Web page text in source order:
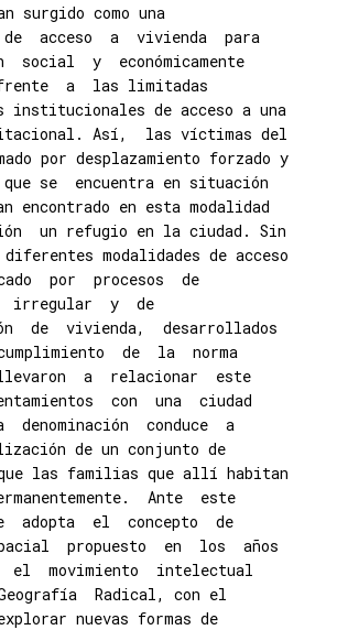
surgido como una
acceso a vivienda para
social y económicamente
a las limitadas
institucionales de acceso a una
Así, las víctimas del
por desplazamiento forzado y
se encuentra en situación
encontrado en esta modalidad
un refugio en la ciudad. Sin
modalidades de acceso
por procesos de
irregular y de
de vivienda, desarrollados
de la norma
a relacionar este
con una ciudad
conduce a
de un conjunto de
las familias que allí habitan
Ante este
adopta el concepto de
propuesto en los años
el movimiento intelectual
Radical, con el
nuevas formas de